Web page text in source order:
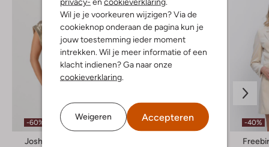
Wil je je voorkeuren wijzigen? Via de
cookieknop onderaan de pagina kun je
jouw toestemming ieder moment
intrekken. Wil je meer informatie of een
klacht indienen? Ga naar onze
cookieverklaring
Weigeren Accepteren
-60%
Josh V
-20% -40%